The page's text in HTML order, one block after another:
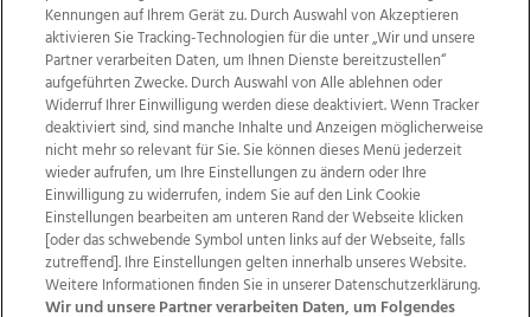
Wir über uns Mediadaten Kontakt
Jobs
Datenschutz
Impressum
AGB Anzeigekunden
AGB Website
Ehrenkodex Politische Werbung
Kennungen auf Ihrem Gerät zu. Durch Auswahl von Akzeptieren
aktivieren Sie Tracking-Technologien für die unter „Wir und unsere
Partner verarbeiten Daten, um Ihnen Dienste bereitzustellen“
aufgeführten Zwecke. Durch Auswahl von Alle ablehnen oder
Widerruf Ihrer Einwilligung werden diese deaktiviert. Wenn Tracker
deaktiviert sind, sind manche Inhalte und Anzeigen möglicherweise
nicht mehr so relevant für Sie. Sie können dieses Menü jederzeit
wieder aufrufen, um Ihre Einstellungen zu ändern oder Ihre
Einwilligung zu widerrufen, indem Sie auf den Link Cookie
Einstellungen bearbeiten am unteren Rand der Webseite klicken
[oder das schwebende Symbol unten links auf der Webseite, falls
zutreffend]. Ihre Einstellungen gelten innerhalb unseres Website.
Weitere Informationen finden Sie in unserer Datenschutzerklärung.
Wir und unsere Partner verarbeiten Daten, um Folgendes